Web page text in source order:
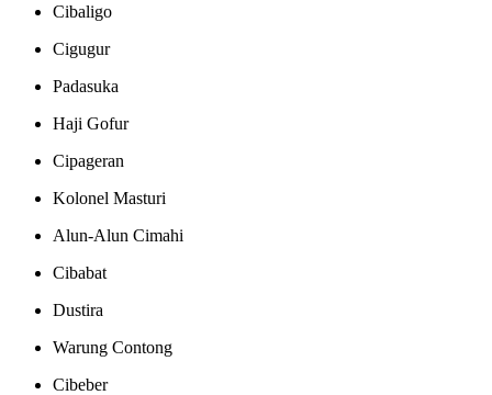
Cibaligo
Cigugur
Padasuka
Haji Gofur
Cipageran
Kolonel Masturi
Alun-Alun Cimahi
Cibabat
Dustira
Warung Contong
Cibeber